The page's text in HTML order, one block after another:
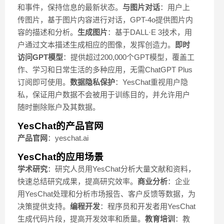
和事件，保持信息的最新状态。 与图片对话：用户上
传图片，基于图片内容进行对话，GPT-4o提供图片内
容的描述和分析。 生成图片：基于DALL·E 3技术，用
户通过文本描述生成相应的图像，发挥创造力。
即时
访问GPT模型：提供超过200,000个GPT模型，覆盖工
作、学习和日常生活的多种应用，无需ChatGPT Plus
订阅即可使用。 数据隐私保护：YesChat重视用户隐
私，保证用户数据不会被用于训练目的，并允许用户
随时删除账户及其数据。
YesChat的产品官网
产品官网 ：yeschat.ai
YesChat的应用场景
学术研究：研究人员用YesChat分析大量文献和资料，
快速总结研究成果，提高研究效率。 商业分析：企业
用YesChat处理和分析市场报告、客户反馈等数据，为
决策提供支持。 编程开发：程序员和开发者用YesChat
生成代码片段，提高开发效率和质量。 教育培训 ：教